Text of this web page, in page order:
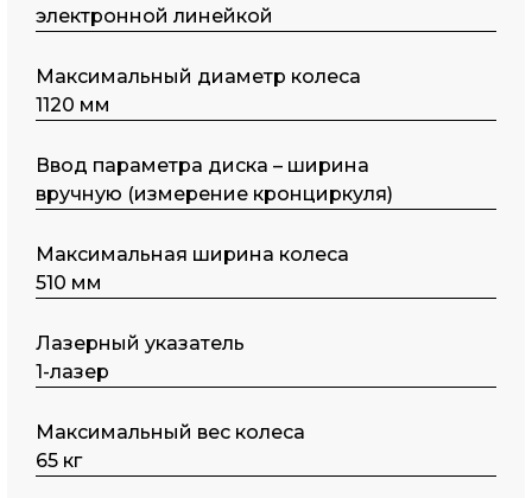
электронной линейкой
Максимальный диаметр колеса
1120 мм
Ввод параметра диска – ширина
вручную (измерение кронциркуля)
Максимальная ширина колеса
510 мм
Лазерный указатель
1-лазер
Максимальный вес колеса
65 кг